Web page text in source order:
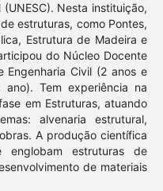
Nesta instituição,
estruturas, como Pontes,
Estrutura de Madeira e
do Núcleo Docente
Engenharia Civil (2 anos e
ano). Tem experiência na
em Estruturas, atuando
alvenaria estrutural,
A produção científica
estruturas de
de materiais